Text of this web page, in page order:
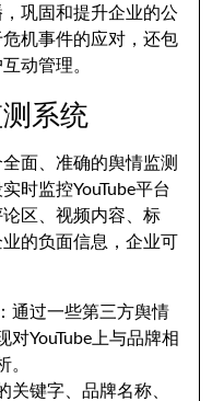
巩固和提升企业的公
机事件的应对，还包
动管理。
系统
面、准确的舆情监测
时监控YouTube平台
论区、视频内容、标
的负面信息，企业可
通过一些第三方舆情
对YouTube上与品牌相
。
关键字、品牌名称、